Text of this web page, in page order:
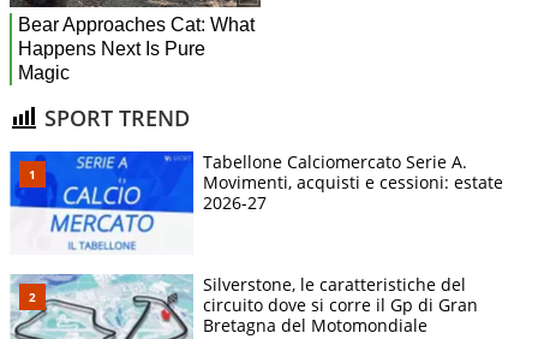
SPORT TREND
Tabellone Calciomercato Serie A.
Movimenti, acquisti e cessioni: estate
2026-27
Silverstone, le caratteristiche del
circuito dove si corre il Gp di Gran
Bretagna del Motomondiale